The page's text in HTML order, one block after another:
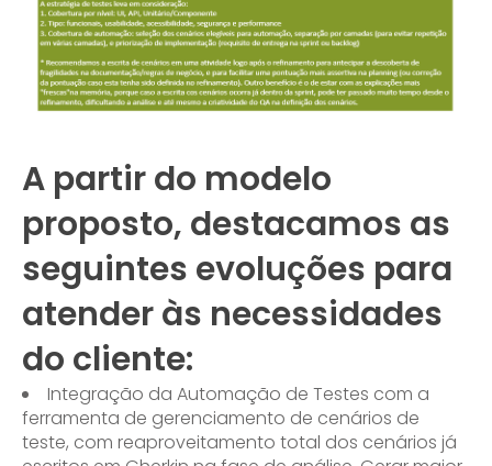
A partir do modelo
proposto, destacamos as
seguintes evoluções para
atender às necessidades
do cliente:
Integração da Automação de Testes com a
ferramenta de gerenciamento de cenários de
teste, com reaproveitamento total dos cenários já